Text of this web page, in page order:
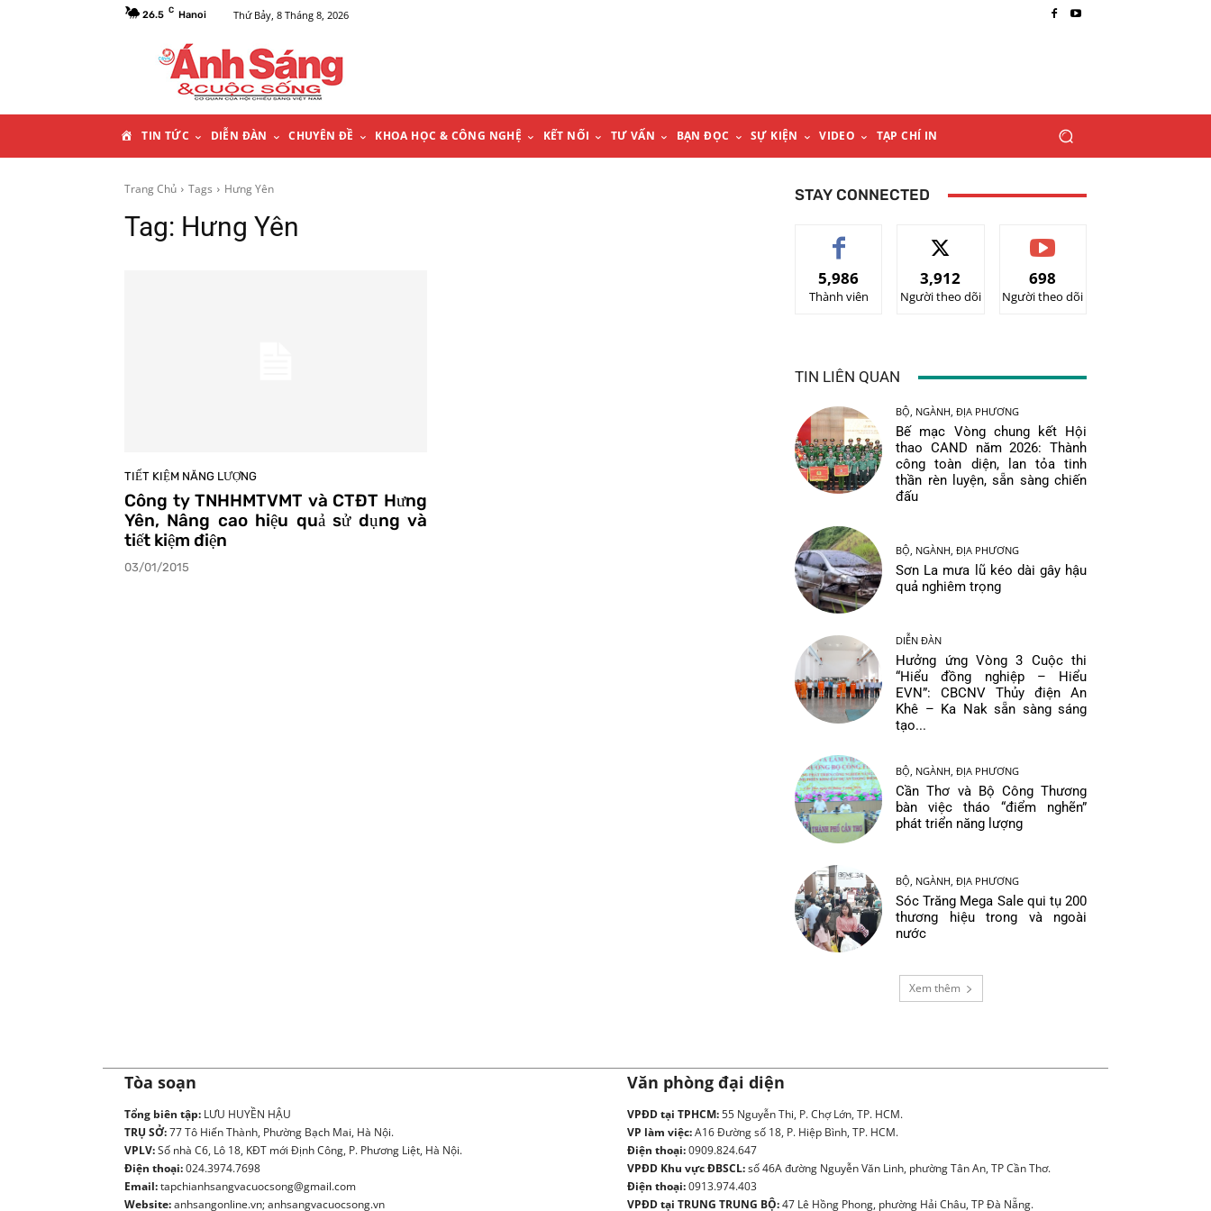
26.5 C Hanoi Thứ Bảy, 8 Tháng 8, 2026
A
TIN TỨC DIỄN ĐÀN CHUYÊN ĐỀ KHOA HỌC & CÔNG NGHỆ KẾT NỐI TƯ VẤN BẠN ĐỌC SỰ KIỆN VIDEO TẠP CHÍ IN
Trang Chủ Tags Hưng Yên
Tag: Hưng Yên
TIẾT KIỆM NĂNG LƯỢNG
Công ty TNHHMTVMT và CTĐT Hưng
Yên, Nâng cao hiệu quả sử dụng và
tiết kiệm điện
03/01/2015
STAY CONNECTED
5,986
Thành viên
3,912
Người theo dõi
698
Người theo dõi
TIN LIÊN QUAN
BỘ, NGÀNH, ĐỊA PHƯƠNG
Bế mạc Vòng chung kết Hội
thao CAND năm 2026: Thành
công toàn diện, lan tỏa tinh
thần rèn luyện, sẵn sàng chiến
đấu
BỘ, NGÀNH, ĐỊA PHƯƠNG
Sơn La mưa lũ kéo dài gây hậu
quả nghiêm trọng
DIỄN ĐÀN
Hưởng ứng Vòng 3 Cuộc thi
“Hiểu đồng nghiệp – Hiểu
EVN”: CBCNV Thủy điện An
Khê – Ka Nak sẵn sàng sáng
tạo...
BỘ, NGÀNH, ĐỊA PHƯƠNG
Cần Thơ và Bộ Công Thương
bàn việc tháo “điểm nghẽn”
phát triển năng lượng
BỘ, NGÀNH, ĐỊA PHƯƠNG
Sóc Trăng Mega Sale qui tụ 200
thương hiệu trong và ngoài
nước
Xem thêm
Tòa soạn
Tổng biên tập: LƯU HUYỀN HẬU
TRỤ SỞ:77 Tô Hiến Thành, Phường Bạch Mai, Hà Nội.
VPLV:Số nhà C6, Lô 18, KĐT mới Định Công, P. Phương Liệt, Hà Nội.
Điện thoại:024.3974.7698
Email:tapchianhsangvacuocsong@gmail.com
Website:anhsangonline.vn; anhsangvacuocsong.vn
Văn phòng đại diện
VPĐD tại TPHCM:55 Nguyễn Thi, P. Chợ Lớn, TP. HCM.
VP làm việc:A16 Đường số 18, P. Hiệp Bình, TP. HCM.
Điện thoại:0909.824.647
VPĐD Khu vực ĐBSCL:số 46A đường Nguyễn Văn Linh, phường Tân An, TP Cần Thơ.
Điện thoại:0913.974.403
VPĐD tại TRUNG TRUNG BỘ:47 Lê Hồng Phong, phường Hải Châu, TP Đà Nẵng.